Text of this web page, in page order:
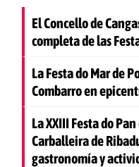
El Concello de
completa de las
La Festa do Mar de
Combarro en
La XXIII Festa do
Carballeira de
gastronomía y